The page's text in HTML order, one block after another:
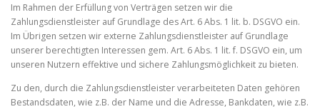
Im Rahmen der Erfüllung von Verträgen setzen wir die
Zahlungsdienstleister auf Grundlage des Art. 6 Abs. 1 lit. b. DSGVO ein.
Im Übrigen setzen wir externe Zahlungsdienstleister auf Grundlage
unserer berechtigten Interessen gem. Art. 6 Abs. 1 lit. f. DSGVO ein, um
unseren Nutzern effektive und sichere Zahlungsmöglichkeit zu bieten.
Zu den, durch die Zahlungsdienstleister verarbeiteten Daten gehören
Bestandsdaten, wie z.B. der Name und die Adresse, Bankdaten, wie z.B.